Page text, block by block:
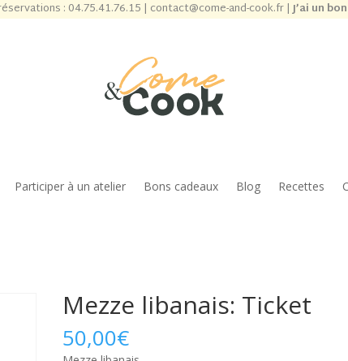
: 04.75.41.76.15 | contact@come-and-cook.fr|J’ai un
Participer à un atelier Bons cadeaux Blog Recettes
Mezze libanais: Ticket
50,00€